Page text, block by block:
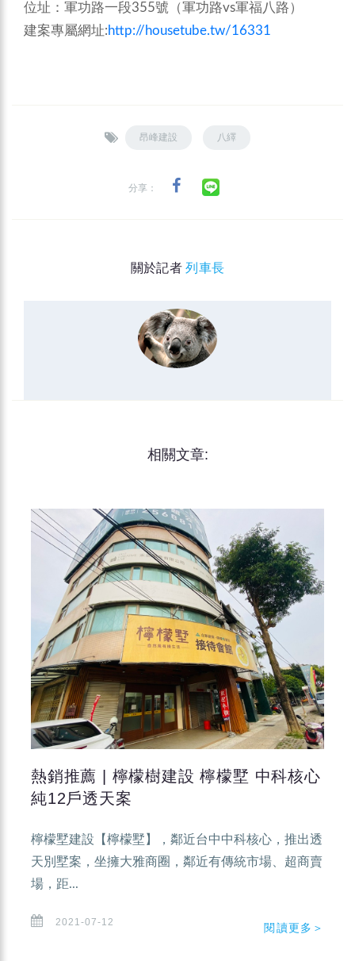
位址：軍功路一段355號（軍功路vs軍福八路）
建案專屬網址:http://housetube.tw/16331
昂峰建設 八繹
分享：
關於記者列車長
相關文章:
熱銷推薦 | 檸檬樹建設 檸檬墅 中科核心
純12戶透天案
檸檬墅建設【檸檬墅】，鄰近台中中科核心，推出透
天別墅案，坐擁大雅商圈，鄰近有傳統市場、超商賣
場，距...
2021-07-12 閱讀更多＞